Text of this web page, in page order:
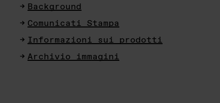
Background
Comunicati Stampa
Informazioni sui prodotti
Archivio immagini